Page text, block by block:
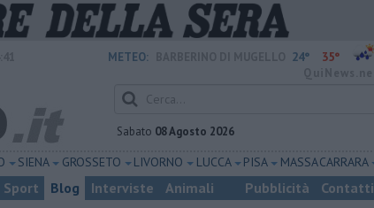
METEO: 24° 35°
Sabato 08 Agosto 2026
SIENA GROSSETO LIVORNO LUCCA PISA MASSA CARRARA
Sport Blog Interviste Animali Pubblicità Contatti